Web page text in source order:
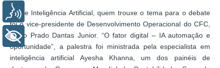
Sobre Inteligência Artificial, quem trouxe o tema para o debate
foi o vice-presidente de Desenvolvimento Operacional do CFC,
Aécio Prado Dantas Junior. “O fator digital – IA automação e
oportunidade”, a palestra foi ministrada pela especialista em
inteligência artificial Ayesha Khanna, um dos painéis de
Voz
+ Acessibilidade